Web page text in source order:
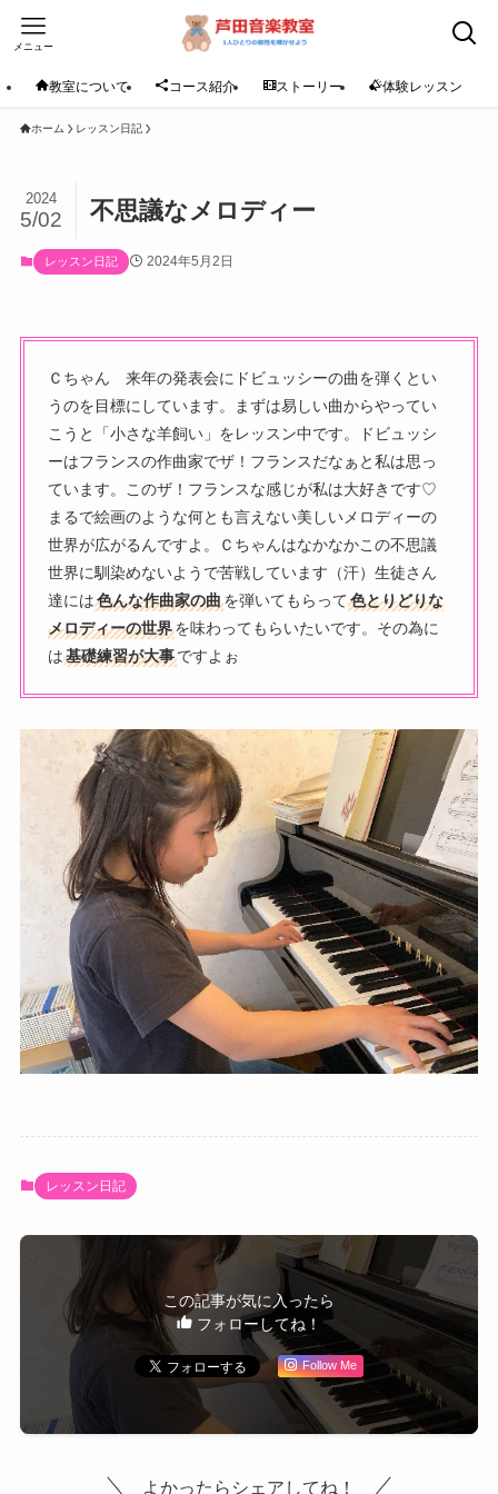
メニュー
教室について コース紹介 ストーリー 体験レッスン
ホーム レッスン日記
不思議なメロディー
2024
5/02
レッスン日記 2024年5月2日
Ｃちゃん 来年の発表会にドビュッシーの曲を弾くとい
うのを目標にしています。まずは易しい曲からやってい
こうと「小さな羊飼い」をレッスン中です。ドビュッシ
ーはフランスの作曲家でザ！フランスだなぁと私は思っ
ています。このザ！フランスな感じが私は大好きです♡
まるで絵画のような何とも言えない美しいメロディーの
世界が広がるんですよ。Ｃちゃんはなかなかこの不思議
世界に馴染めないようで苦戦しています（汗）生徒さん
達には色んな作曲家の曲を弾いてもらって色とりどりな
メロディーの世界を味わってもらいたいです。その為に
は基礎練習が大事ですよぉ
レッスン日記
この記事が気に入ったら
フォローしてね！
Follow Me
よかったらシェアしてね！